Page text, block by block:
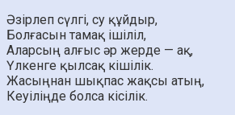
Әзірлеп сүлгі, су құйдыр,
Болғасын тамақ ішіліл,
Аларсың алғыс әр жерде — ақ,
Үлкенге қылсақ кішілік.
Жасыңнан шықпас жақсы атың,
Кеуіліңде болса кісілік.